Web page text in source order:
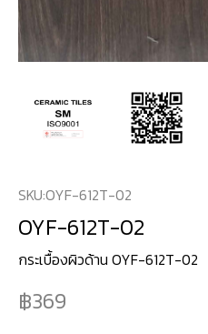
SKU:OYF-612T-02
OYF-612T-02
กระเบื้องผิวด้าน OYF-612T-02
369